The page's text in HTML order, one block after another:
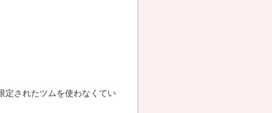
定されたツムを使わなくてい